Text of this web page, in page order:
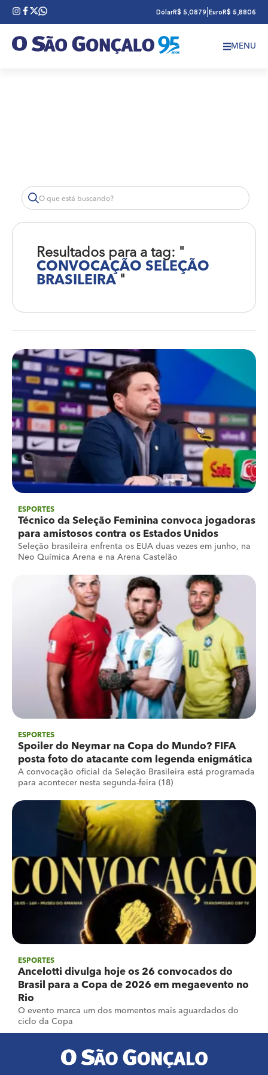
DólarR$ 5,0879 Euro R$ 5,8806
MENU
Resultados para a tag: "
CONVOCAÇÃO SELEÇÃO
BRASILEIRA "
ESPORTES
Técnico da Seleção Feminina convoca jogadoras
para amistosos contra os Estados Unidos
Seleção brasileira enfrenta os EUA duas vezes em junho, na
Neo Química Arena e na Arena Castelão
ESPORTES
Spoiler do Neymar na Copa do Mundo? FIFA
posta foto do atacante com legenda enigmática
A convocação oficial da Seleção Brasileira está programada
para acontecer nesta segunda-feira (18)
ESPORTES
Ancelotti divulga hoje os 26 convocados do
Brasil para a Copa de 2026 em megaevento no
Rio
O evento marca um dos momentos mais aguardados do
ciclo da Copa